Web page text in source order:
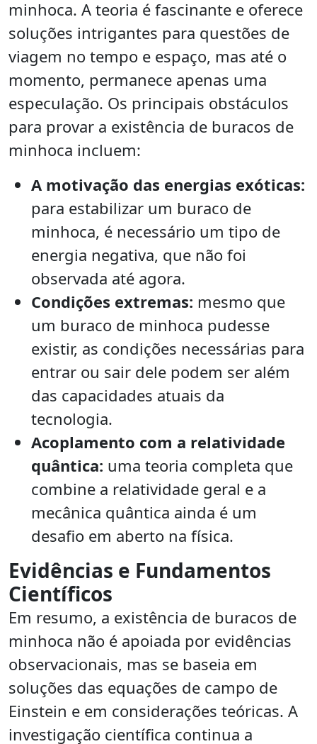
minhoca. A teoria é fascinante e oferece
soluções intrigantes para questões de
viagem no tempo e espaço, mas até o
momento, permanece apenas uma
especulação. Os principais obstáculos
para provar a existência de buracos de
minhoca incluem:
A motivação das energias exóticas:
para estabilizar um buraco de
minhoca, é necessário um tipo de
energia negativa, que não foi
observada até agora.
Condições extremas: mesmo que
um buraco de minhoca pudesse
existir, as condições necessárias para
entrar ou sair dele podem ser além
das capacidades atuais da
tecnologia.
Acoplamento com a relatividade
quântica: uma teoria completa que
combine a relatividade geral e a
mecânica quântica ainda é um
desafio em aberto na física.
Evidências e Fundamentos
Científicos
Em resumo, a existência de buracos de
minhoca não é apoiada por evidências
observacionais, mas se baseia em
soluções das equações de campo de
Einstein e em considerações teóricas. A
investigação científica continua a